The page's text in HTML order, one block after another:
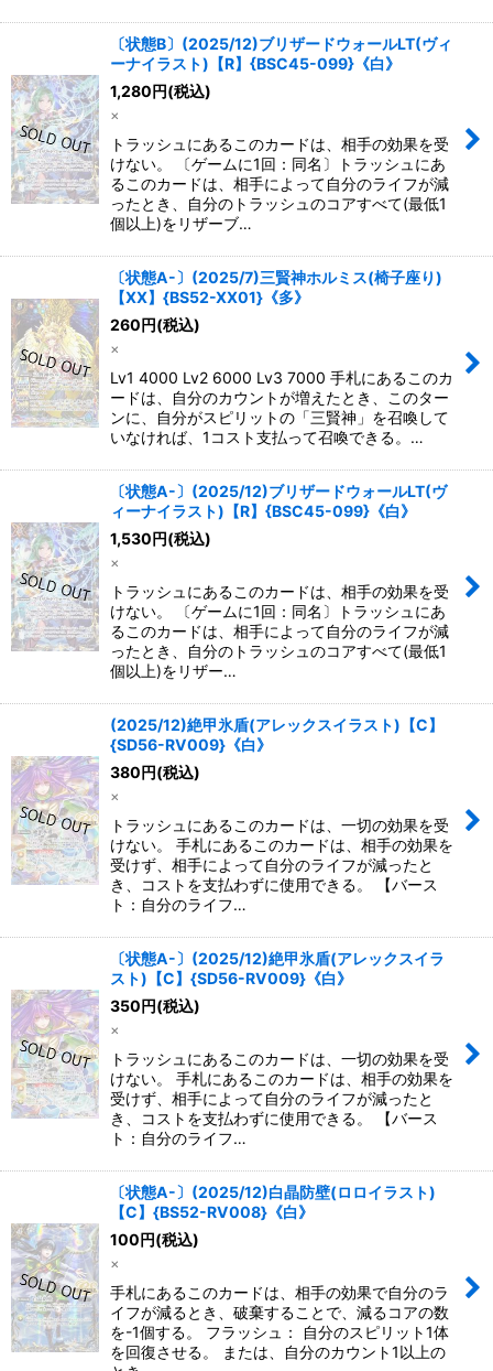
〔状態B〕(2025/12)ブリザードウォールLT(ヴィ
ーナイラスト)【R】{BSC45-099}《白》
1,280円(税込)
×
トラッシュにあるこのカードは、相手の効果を受
けない。 〔ゲームに1回：同名〕トラッシュにあ
るこのカードは、相手によって自分のライフが減
ったとき、自分のトラッシュのコアすべて(最低1
個以上)をリザーブ…
〔状態A-〕(2025/7)三賢神ホルミス(椅子座り)
【XX】{BS52-XX01}《多》
260円(税込)
×
Lv1 4000 Lv2 6000 Lv3 7000 手札にあるこのカ
ードは、自分のカウントが増えたとき、このター
ンに、自分がスピリットの「三賢神」を召喚して
いなければ、1コスト支払って召喚できる。…
〔状態A-〕(2025/12)ブリザードウォールLT(ヴ
ィーナイラスト)【R】{BSC45-099}《白》
1,530円(税込)
×
トラッシュにあるこのカードは、相手の効果を受
けない。 〔ゲームに1回：同名〕トラッシュにあ
るこのカードは、相手によって自分のライフが減
ったとき、自分のトラッシュのコアすべて(最低1
個以上)をリザー…
(2025/12)絶甲氷盾(アレックスイラスト)【C】
{SD56-RV009}《白》
380円(税込)
×
トラッシュにあるこのカードは、一切の効果を受
けない。 手札にあるこのカードは、相手の効果を
受けず、相手によって自分のライフが減ったと
き、コストを支払わずに使用できる。 【バース
ト：自分のライフ…
〔状態A-〕(2025/12)絶甲氷盾(アレックスイラ
スト)【C】{SD56-RV009}《白》
350円(税込)
×
トラッシュにあるこのカードは、一切の効果を受
けない。 手札にあるこのカードは、相手の効果を
受けず、相手によって自分のライフが減ったと
き、コストを支払わずに使用できる。 【バース
ト：自分のライフ…
〔状態A-〕(2025/12)白晶防壁(ロロイラスト)
【C】{BS52-RV008}《白》
100円(税込)
×
手札にあるこのカードは、相手の効果で自分のラ
イフが減るとき、破棄することで、減るコアの数
を-1個する。 フラッシュ： 自分のスピリット1体
を回復させる。 または、自分のカウント1以上の